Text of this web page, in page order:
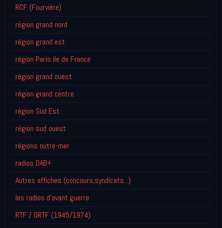
RCF (Fourvière)
région grand nord
région grand est
région Paris Ile de France
région grand ouest
région grand centre
région Sud Est
région sud ouest
régions outre-mer
radios DAB+
Autres affiches (concours,syndicats...)
les radios d'avant guerre
RTF / ORTF (1945/1974)